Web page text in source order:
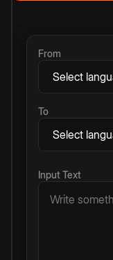
From
To
Input Text